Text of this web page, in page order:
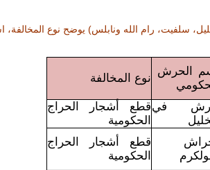
الخليل، سلفيت، رام الله ونابلس) يوضح نوع
الحرش
نوع المخالفة
فيقطع أشجار الحراج
الحكومية
قطع أشجار الحراج
الحكومية